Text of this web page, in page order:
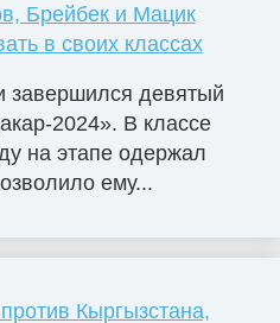
Брейбек и Мацик
в своих классах
завершился девятый
2024». В классе
на этапе одержал
ему...
Кыргызстана,